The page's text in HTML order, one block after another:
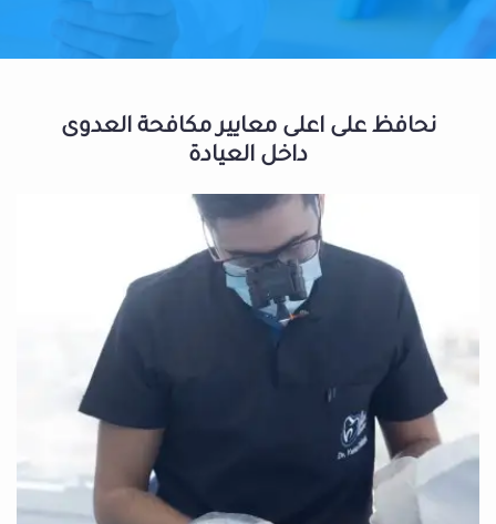
نحافظ على اعلى معايير مكافحة العدوى
داخل العيادة